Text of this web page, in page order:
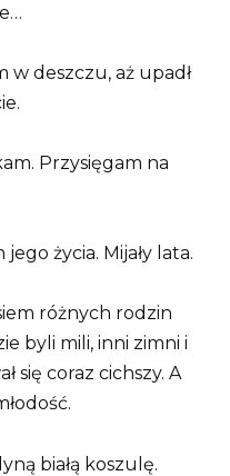
w deszczu, aż upadł
Przysięgam na
jego życia. Mijały lata.
różnych rodzin
byli mili, inni zimni i
się coraz cichszy. A
białą koszulę.